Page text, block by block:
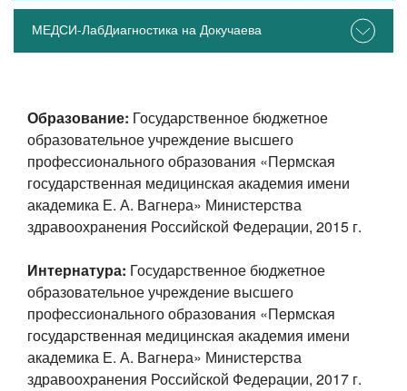
МЕДСИ-ЛабДиагностика на Докучаева
Образование: Государственное бюджетное
образовательное учреждение высшего
профессионального образования «Пермская
государственная медицинская академия имени
академика Е. А. Вагнера» Министерства
здравоохранения Российской Федерации, 2015 г.
Интернатура: Государственное бюджетное
образовательное учреждение высшего
профессионального образования «Пермская
государственная медицинская академия имени
академика Е. А. Вагнера» Министерства
здравоохранения Российской Федерации, 2017 г.